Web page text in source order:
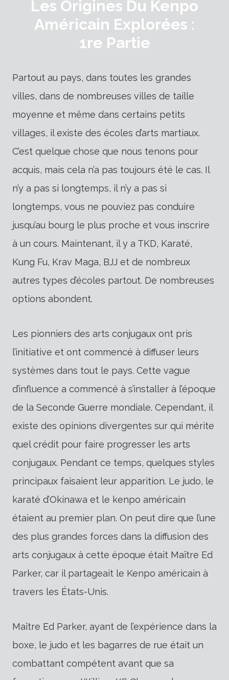
Les Origines Du Kenpo
Américain Explorées :
1re Partie
Partout au pays, dans toutes les grandes
villes, dans de nombreuses villes de taille
moyenne et même dans certains petits
villages, il existe des écoles d’arts martiaux.
C’est quelque chose que nous tenons pour
acquis, mais cela n’a pas toujours été le cas. Il
n’y a pas si longtemps, il n’y a pas si
longtemps, vous ne pouviez pas conduire
jusqu’au bourg le plus proche et vous inscrire
à un cours. Maintenant, il y a TKD, Karaté,
Kung Fu, Krav Maga, BJJ et de nombreux
autres types d’écoles partout. De nombreuses
options abondent.
Les pionniers des arts conjugaux ont pris
l’initiative et ont commencé à diffuser leurs
systèmes dans tout le pays. Cette vague
d’influence a commencé à s’installer à l’époque
de la Seconde Guerre mondiale. Cependant, il
existe des opinions divergentes sur qui mérite
quel crédit pour faire progresser les arts
conjugaux. Pendant ce temps, quelques styles
principaux faisaient leur apparition. Le judo, le
karaté d’Okinawa et le kenpo américain
étaient au premier plan. On peut dire que l’une
des plus grandes forces dans la diffusion des
arts conjugaux à cette époque était Maître Ed
Parker, car il partageait le Kenpo américain à
travers les États-Unis.
Maître Ed Parker, ayant de l’expérience dans la
boxe, le judo et les bagarres de rue était un
combattant compétent avant que sa